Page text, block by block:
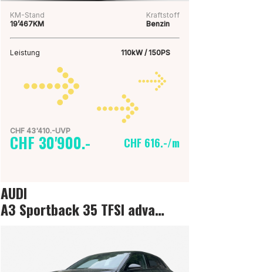
KM-Stand
19’467KM
Kraftstoff
Benzin
Leistung 110kW / 150PS
CHF 43'410.-UVP
CHF 30'900.- CHF 616.-/m
AUDI
A3 Sportback 35 TFSI advanced Attraction